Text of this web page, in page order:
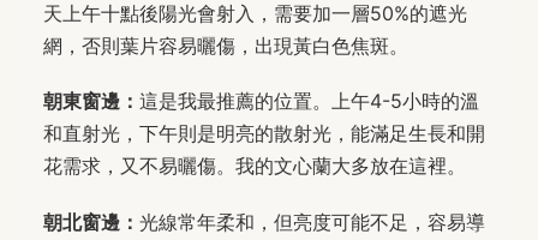
天上午十點後陽光會射入，需要加一層50%的遮光
網，否則葉片容易曬傷，出現黃白色焦斑。
朝東窗邊： 這是我最推薦的位置。上午4-5小時的溫
和直射光，下午則是明亮的散射光，能滿足生長和開
花需求，又不易曬傷。我的文心蘭大多放在這裡。
朝北窗邊： 光線常年柔和，但亮度可能不足，容易導